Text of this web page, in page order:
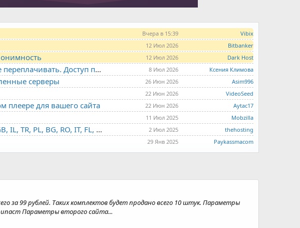
Вчера в 15:39 Vibix
12 Июл 2026 Bitbanker
12 Июл 2026
Dark Host
LITE.HOST - хостинг и серверы от 99 рублей для тех, кто любит не переплачивать. Доступ по SSH, поддержка PHP, GIT, COMPOSER, сертификаты Let's Encrypt 8 Июл 2026
Ксения Климова
серверы 26 Июн 2026
Asim996
22 Июн 2026
VideoSeed
плеере для вашего сайта 22 Июн 2026
Aytac17
11 Июл 2025
Mobzilla
THE.HOSTING - VPS/VDS - MD, UA, USA, HK, LV, NL, CA, DE, SK, CZE, GB, IL, TR, PL, BG, RO, IT, FL, HU, PT. 2 Июл 2025
thehosting
29 Янв 2025 Paykassmacom
за 99 рублей. Таких комплектов будет продано всего 10 штук. Параметры
Параметры второго сайта...